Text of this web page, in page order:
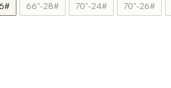
66"-28# 70"-24# 70"-26#